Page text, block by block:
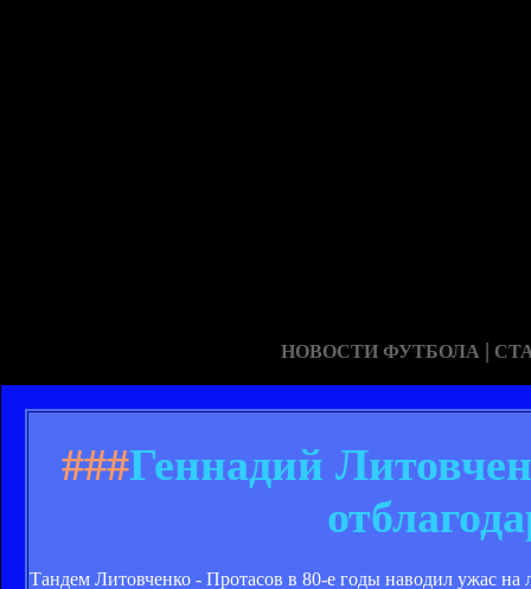
НОВОСТИ ФУТБОЛА |
###Геннадий
Тандем Литовченко - Протасов в 80-е годы наводил ужас